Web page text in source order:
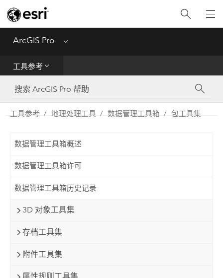
ArcGIS Pro Menu
工具参考
工具参考
Python
工具参考 地理处理工具 数据管理工具箱 包工具集
数据管理工具箱概述
数据管理工具箱许可
数据管理工具箱历史记录
3D 对象工具集
存档工具集
附件工具集